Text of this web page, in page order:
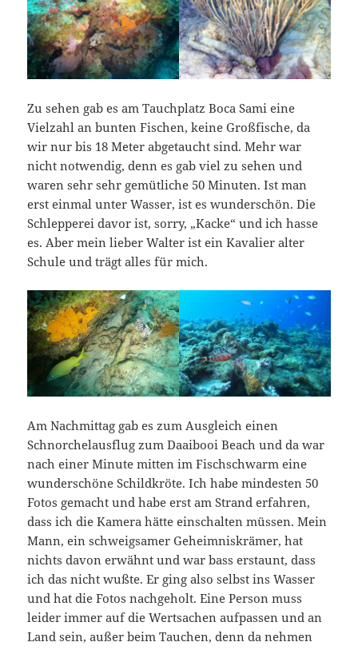
Zu sehen gab es am Tauchplatz Boca Sami eine
Vielzahl an bunten Fischen, keine Großfische, da
wir nur bis 18 Meter abgetaucht sind. Mehr war
nicht notwendig, denn es gab viel zu sehen und
waren sehr sehr gemütliche 50 Minuten. Ist man
erst einmal unter Wasser, ist es wunderschön. Die
Schlepperei davor ist, sorry, „Kacke“ und ich hasse
es. Aber mein lieber Walter ist ein Kavalier alter
Schule und trägt alles für mich.
Am Nachmittag gab es zum Ausgleich einen
Schnorchelausflug zum Daaibooi Beach und da war
nach einer Minute mitten im Fischschwarm eine
wunderschöne Schildkröte. Ich habe mindesten 50
Fotos gemacht und habe erst am Strand erfahren,
dass ich die Kamera hätte einschalten müssen. Mein
Mann, ein schweigsamer Geheimniskrämer, hat
nichts davon erwähnt und war bass erstaunt, dass
ich das nicht wußte. Er ging also selbst ins Wasser
und hat die Fotos nachgeholt. Eine Person muss
leider immer auf die Wertsachen aufpassen und an
Land sein, außer beim Tauchen, denn da nehmen